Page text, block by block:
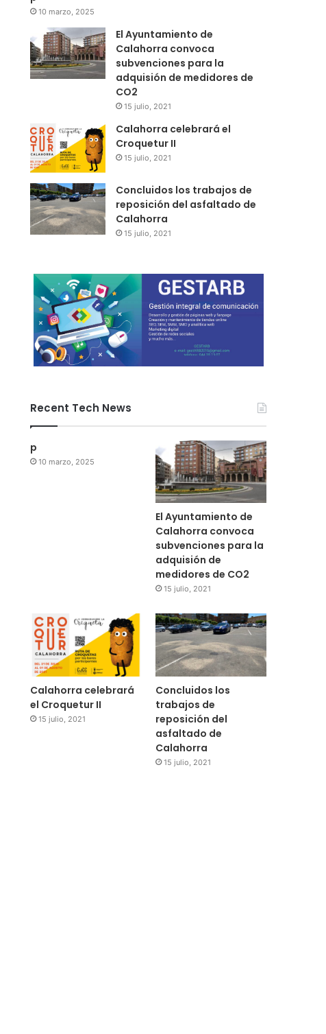
10 marzo, 2025
El Ayuntamiento de
Calahorra convoca
subvenciones para la
adquisión de medidores de
CO2
15 julio, 2021
Calahorra celebrará el
Croquetur II
15 julio, 2021
Concluidos los trabajos de
reposición del asfaltado de
Calahorra
15 julio, 2021
Recent Tech News
p
10 marzo, 2025
El Ayuntamiento de
Calahorra convoca
subvenciones para la
adquisión de
medidores de CO2
15 julio, 2021
Calahorra celebrará
el Croquetur II
15 julio, 2021
Concluidos los
trabajos de
reposición del
asfaltado de
Calahorra
15 julio, 2021